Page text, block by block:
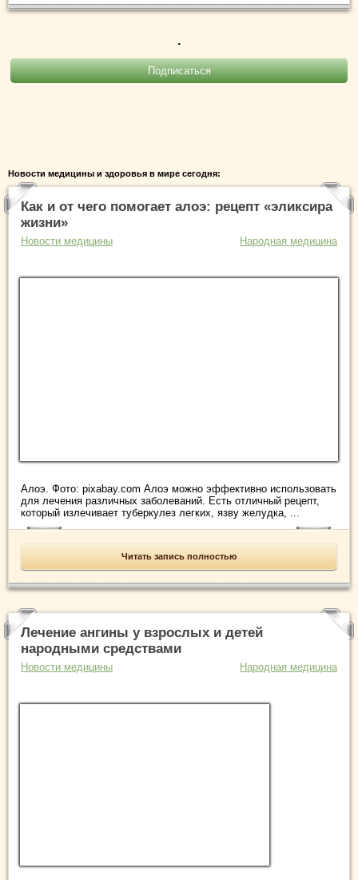
.
Новости медицины и здоровья в мире сегодня:
Как и от чего помогает алоэ: рецепт «эликсира
жизни»
Новости медицины Народная медицина
Алоэ. Фото: pixabay.com Алоэ можно эффективно использовать
для лечения различных заболеваний. Есть отличный рецепт,
который излечивает туберкулез легких, язву желудка, ...
Читать запись полностью
Лечение ангины у взрослых и детей
народными средствами
Новости медицины Народная медицина